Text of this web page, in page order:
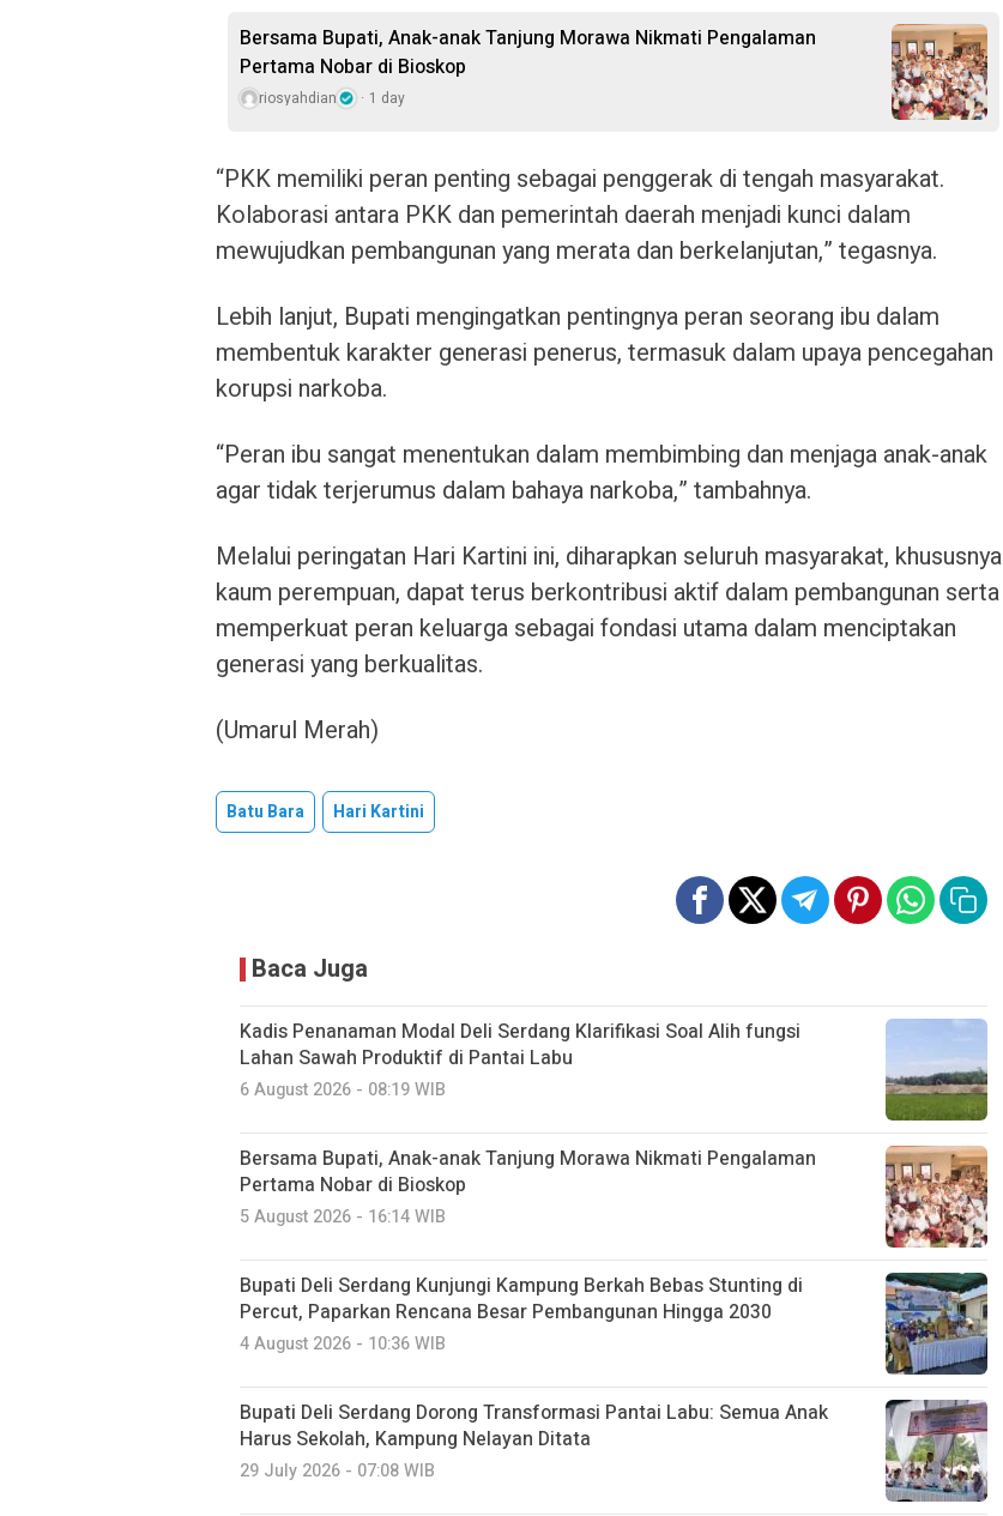
Bersama Bupati, Anak-anak Tanjung Morawa Nikmati Pengalaman
Pertama Nobar di Bioskop
riosyahdian 1 day
“PKK memiliki peran penting sebagai penggerak di tengah masyarakat.
Kolaborasi antara PKK dan pemerintah daerah menjadi kunci dalam
mewujudkan pembangunan yang merata dan berkelanjutan,” tegasnya.
Lebih lanjut, Bupati mengingatkan pentingnya peran seorang ibu dalam
membentuk karakter generasi penerus, termasuk dalam upaya pencegahan
korupsi narkoba.
“Peran ibu sangat menentukan dalam membimbing dan menjaga anak-anak
agar tidak terjerumus dalam bahaya narkoba,” tambahnya.
Melalui peringatan Hari Kartini ini, diharapkan seluruh masyarakat, khususnya
kaum perempuan, dapat terus berkontribusi aktif dalam pembangunan serta
memperkuat peran keluarga sebagai fondasi utama dalam menciptakan
generasi yang berkualitas.
(Umarul Merah)
Batu Bara Hari Kartini
Baca Juga
Kadis Penanaman Modal Deli Serdang Klarifikasi Soal Alih fungsi
Lahan Sawah Produktif di Pantai Labu
6 August 2026 - 08:19 WIB
Bersama Bupati, Anak-anak Tanjung Morawa Nikmati Pengalaman
Pertama Nobar di Bioskop
5 August 2026 - 16:14 WIB
Bupati Deli Serdang Kunjungi Kampung Berkah Bebas Stunting di
Percut, Paparkan Rencana Besar Pembangunan Hingga 2030
4 August 2026 - 10:36 WIB
Bupati Deli Serdang Dorong Transformasi Pantai Labu: Semua Anak
Harus Sekolah, Kampung Nelayan Ditata
29 July 2026 - 07:08 WIB